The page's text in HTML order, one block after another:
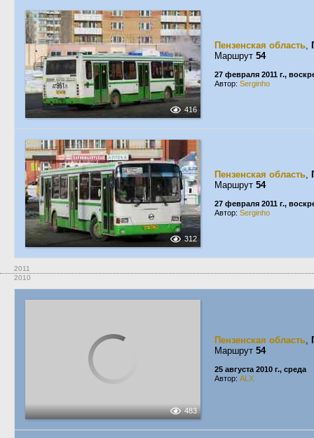
416
Пензенская область,
Маршрут 54
27 февраля 2011 г.,
Автор: Serginho
312
Пензенская область,
Маршрут 54
27 февраля 2011 г.,
Автор: Serginho
2011
2010
483
Пензенская область,
Маршрут 54
25 августа 2010 г., среда
Автор: ALX